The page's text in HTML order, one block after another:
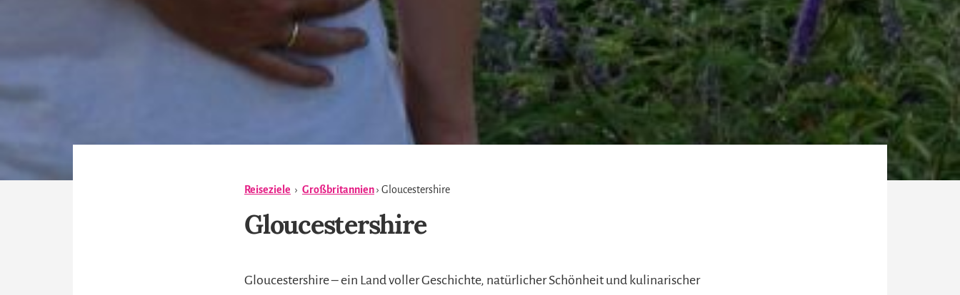
Reiseziele › Großbritannien› Gloucestershire
Gloucestershire
Gloucestershire – ein Land voller Geschichte, natürlicher Schönheit und kulinarischer